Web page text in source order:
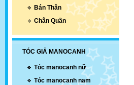
Bán Thân
Chân Quần
TÓC GIẢ MANOCANH
Tóc manocanh nữ
Tóc manocanh nam